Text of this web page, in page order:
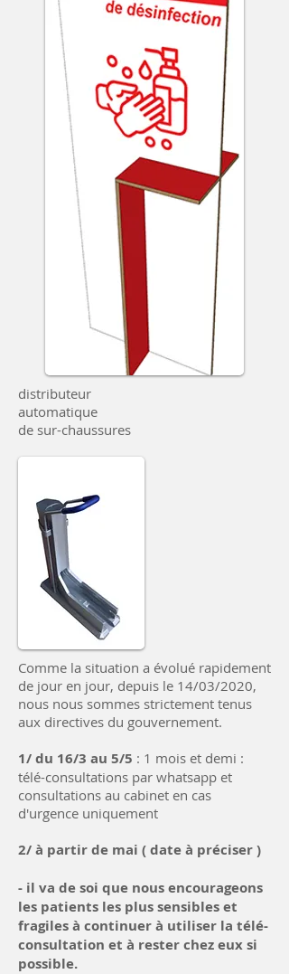
distributeur
automatique
de sur-chaussures
Comme la situation a évolué rapidement
de jour en jour, depuis le 14/03/2020,
nous nous sommes strictement tenus
aux directives du gouvernement.
1/ du 16/3 au 5/5 : 1 mois et demi :
télé-consultations par whatsapp et
consultations au cabinet en cas
d'urgence uniquement
2/ à partir de mai ( date à préciser )
- il va de soi que nous encourageons
les patients les plus sensibles et
fragiles à continuer à utiliser la télé-
consultation et à rester chez eux si
possible.